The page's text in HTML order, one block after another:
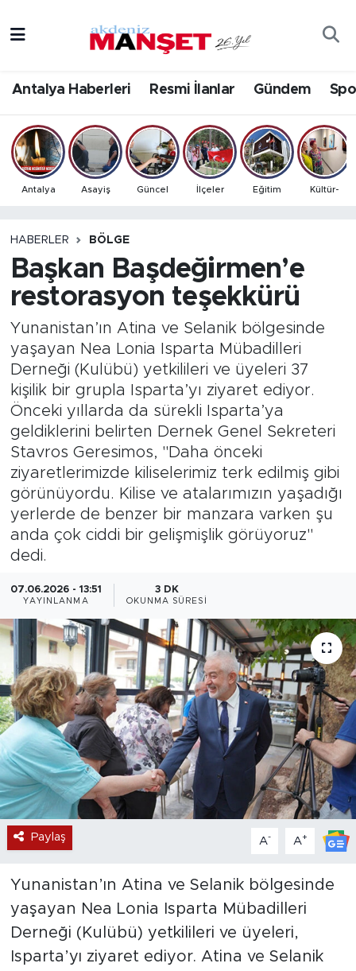
Antalya Haberleri Resmi İlanlar Gündem
Antalya Asayiş Güncel İlçeler Eğitim Kültür-
HABERLER BÖLGE
Başkan Başdeğirmen’e
restorasyon teşekkürü
Yunanistan’ın Atina ve Selanik bölgesinde
yaşayan Nea Lonia Isparta Mübadilleri
Derneği (Kulübü) yetkilileri ve üyeleri 37
kişilik bir grupla Isparta’yı ziyaret ediyor.
Önceki yıllarda da sürekli Isparta’ya
geldiklerini belirten Dernek Genel Sekreteri
Stavros Geresimos, "Daha önceki
ziyaretlerimizde kiliselerimiz terk edilmiş gibi
görünüyordu. Kilise ve atalarımızın yaşadığı
yerlerde de benzer bir manzara varken şu
anda çok ciddi bir gelişmişlik görüyoruz"
dedi.
07.06.2026 - 13:51
YAYINLANMA
3 DK
OKUNMA SÜRESI
Paylaş A- A+
Yunanistan’ın Atina ve Selanik bölgesinde
yaşayan Nea Lonia Isparta Mübadilleri
Derneği (Kulübü) yetkilileri ve üyeleri,
Isparta’yı ziyaret ediyor. Atina ve Selanik
Bilim & Teknoloji
Eğitim
Ekonomi
Gündem
İlçeler
Kültür- Sanat
Magazin
Özel Haber
Politika
Resmi İlanlar
Sağlık
Spor
Turizm
Antalya Hava Durumu
Antalya Namaz Vakitleri
Antalya Trafik Yoğunluk Haritası
Tüm Manşetler
Son Dakika Haberleri
Haber Arşivi